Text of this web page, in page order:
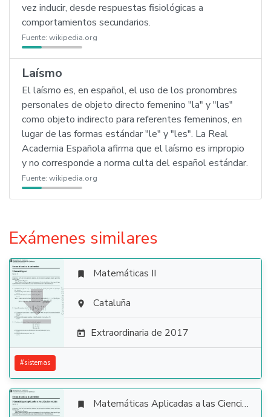
vez inducir, desde respuestas fisiológicas a
comportamientos secundarios.
Fuente: wikipedia.org
Laísmo
El laísmo es, en español, el uso de los pronombres
personales de objeto directo femenino "la" y "las"
como objeto indirecto para referentes femeninos, en
lugar de las formas estándar "le" y "les". La Real
Academia Española afirma que el laísmo es impropio
y no corresponde a norma culta del español estándar.
Fuente: wikipedia.org
Exámenes similares

 Matemáticas II
 Cataluña
 Extraordinaria de 2017
#sistemas
 Matemáticas Aplicadas a las Ciencias Sociales